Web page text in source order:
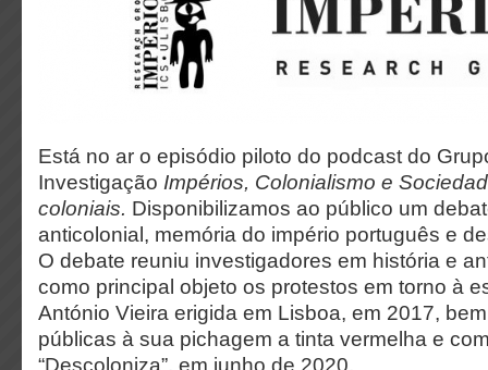
Está no ar o episódio piloto do podcast do
Investigação Impérios, Colonialismo e
coloniais. Disponibilizamos ao público um
anticolonial, memória do império português e
O debate reuniu investigadores em história e
como principal objeto os protestos em torno à
António Vieira erigida em Lisboa, em 2017,
públicas à sua pichagem a tinta vermelha e
“Descoloniza”, em junho de 2020.